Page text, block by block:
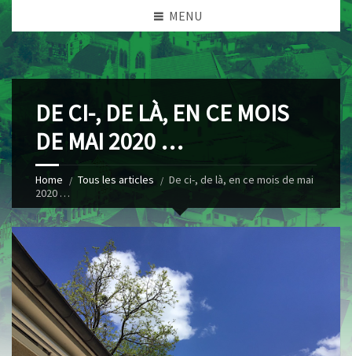
MENU
DE CI-, DE LÀ, EN CE MOIS
DE MAI 2020 …
Home Tous les articles
De ci-, de là, en ce mois de mai
2020 …